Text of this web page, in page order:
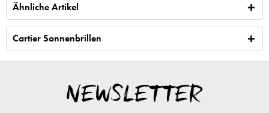
Ähnliche Artikel
Cartier Sonnenbrillen
NEWSLETTER